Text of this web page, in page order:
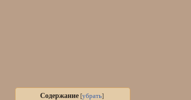
Содержание [убрать]